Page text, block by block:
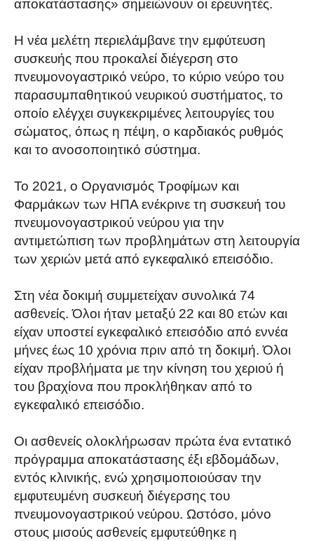
αποκατάστασης» σημειώνουν οι ερευνητές.
Η νέα μελέτη περιελάμβανε την εμφύτευση
συσκευής που προκαλεί διέγερση στο
πνευμονογαστρικό νεύρο, το κύριο νεύρο του
παρασυμπαθητικού νευρικού συστήματος, το
οποίο ελέγχει συγκεκριμένες λειτουργίες του
σώματος, όπως η πέψη, ο καρδιακός ρυθμός
και το ανοσοποιητικό σύστημα.
Το 2021, ο Οργανισμός Τροφίμων και
Φαρμάκων των ΗΠΑ ενέκρινε τη συσκευή του
πνευμονογαστρικού νεύρου για την
αντιμετώπιση των προβλημάτων στη λειτουργία
των χεριών μετά από εγκεφαλικό επεισόδιο.
Στη νέα δοκιμή συμμετείχαν συνολικά 74
ασθενείς. Όλοι ήταν μεταξύ 22 και 80 ετών και
είχαν υποστεί εγκεφαλικό επεισόδιο από εννέα
μήνες έως 10 χρόνια πριν από τη δοκιμή. Όλοι
είχαν προβλήματα με την κίνηση του χεριού ή
του βραχίονα που προκλήθηκαν από το
εγκεφαλικό επεισόδιο.
Οι ασθενείς ολοκλήρωσαν πρώτα ένα εντατικό
πρόγραμμα αποκατάστασης έξι εβδομάδων,
εντός κλινικής, ενώ χρησιμοποιούσαν την
εμφυτευμένη συσκευή διέγερσης του
πνευμονογαστρικού νεύρου. Ωστόσο, μόνο
στους μισούς ασθενείς εμφυτεύθηκε η